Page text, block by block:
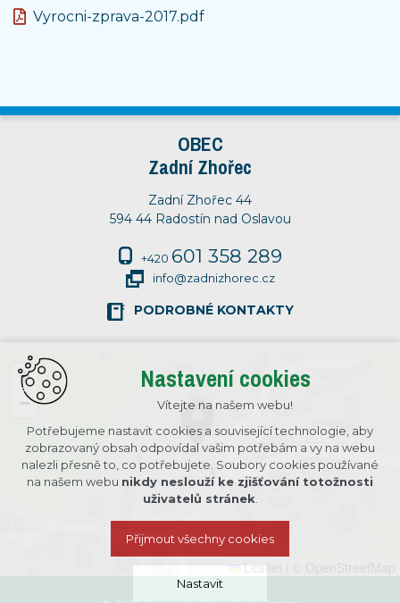
Vyrocni-zprava-2017.pdf
OBEC
Zadní Zhořec
Zadní Zhořec 44
594 44 Radostín nad Oslavou
+420 601 358 289
info@zadnizhorec.cz
PODROBNÉ KONTAKTY
+
−
Nastavení cookies
Vítejte na našem webu!
Potřebujeme nastavit cookies a související technologie, aby
zobrazovaný obsah odpovídal vašim potřebám a vy na webu
nalezli přesně to, co potřebujete. Soubory cookies používané
na našem webu nikdy neslouží ke zjišťování totožnosti
uživatelů stránek
Přijmout všechny cookies
Nastavit